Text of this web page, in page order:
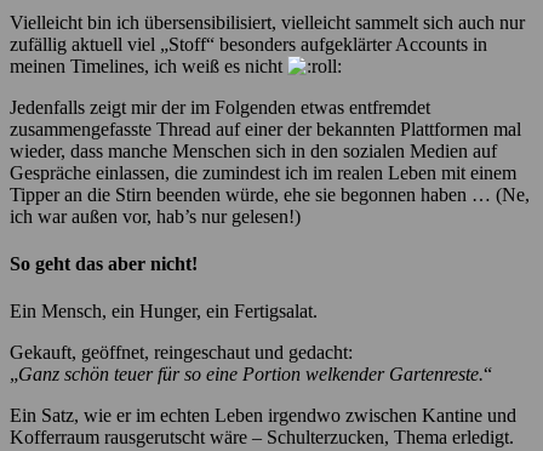
Vielleicht bin ich übersensibilisiert, vielleicht sammelt sich auch nur
zufällig aktuell viel „Stoff“ besonders aufgeklärter Accounts in
meinen Timelines, ich weiß es nicht
Jedenfalls zeigt mir der im Folgenden etwas entfremdet
zusammengefasste Thread auf einer der bekannten Plattformen mal
wieder, dass manche Menschen sich in den sozialen Medien auf
Gespräche einlassen, die zumindest ich im realen Leben mit einem
Tipper an die Stirn beenden würde, ehe sie begonnen haben … (Ne,
ich war außen vor, hab’s nur gelesen!)
So geht das aber nicht!
Ein Mensch, ein Hunger, ein Fertigsalat.
Gekauft, geöffnet, reingeschaut und gedacht:
„Ganz schön teuer für so eine Portion welkender Gartenreste.“
Ein Satz, wie er im echten Leben irgendwo zwischen Kantine und
Kofferraum rausgerutscht wäre – Schulterzucken, Thema erledigt.